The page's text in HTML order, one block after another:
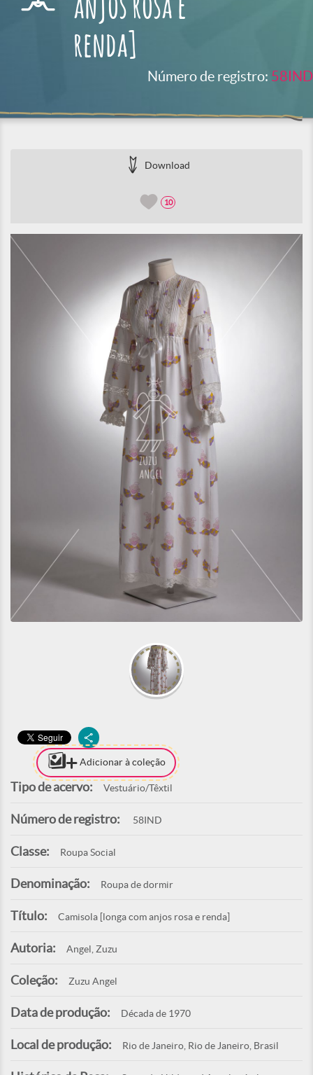
anjos rosa e
renda]
Número de registro: 58IND
Download
10
Adicionar à coleção
Tipo de acervo: Vestuário/Têxtil
Número de registro: 58IND
Classe: Roupa Social
Denominação: Roupa de dormir
Título: Camisola [longa com anjos rosa e renda]
Autoria: Angel, Zuzu
Coleção: Zuzu Angel
Data de produção: Década de 1970
Local de produção: Rio de Janeiro, Rio de Janeiro, Brasil